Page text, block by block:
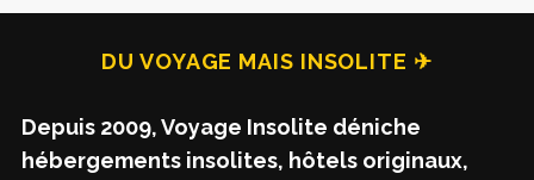
DU VOYAGE MAIS INSOLITE ✈
Depuis 2009, Voyage Insolite déniche
hébergements insolites, hôtels originaux,